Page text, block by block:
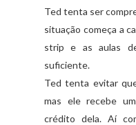
Ted tenta ser
situação começa a
strip e as aulas
suficiente.
Ted tenta evitar
mas ele recebe
crédito dela. Aí